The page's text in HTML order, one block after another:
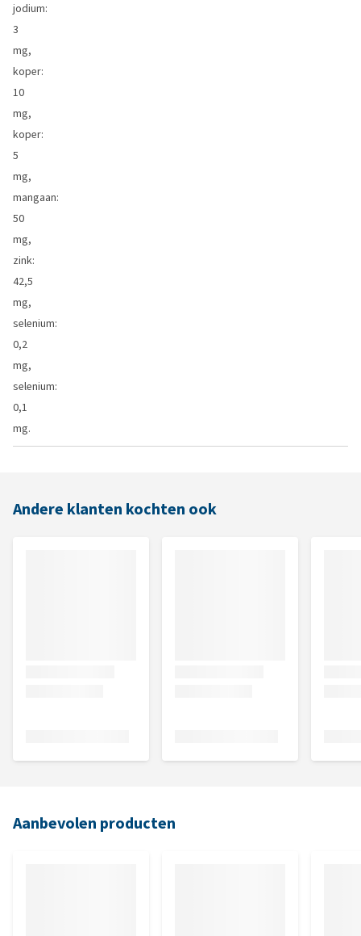
jodium:
3
mg,
koper:
10
mg,
koper:
5
mg,
mangaan:
50
mg,
zink:
42,5
mg,
selenium:
0,2
mg,
selenium:
0,1
mg.
Andere klanten kochten ook
Aanbevolen producten